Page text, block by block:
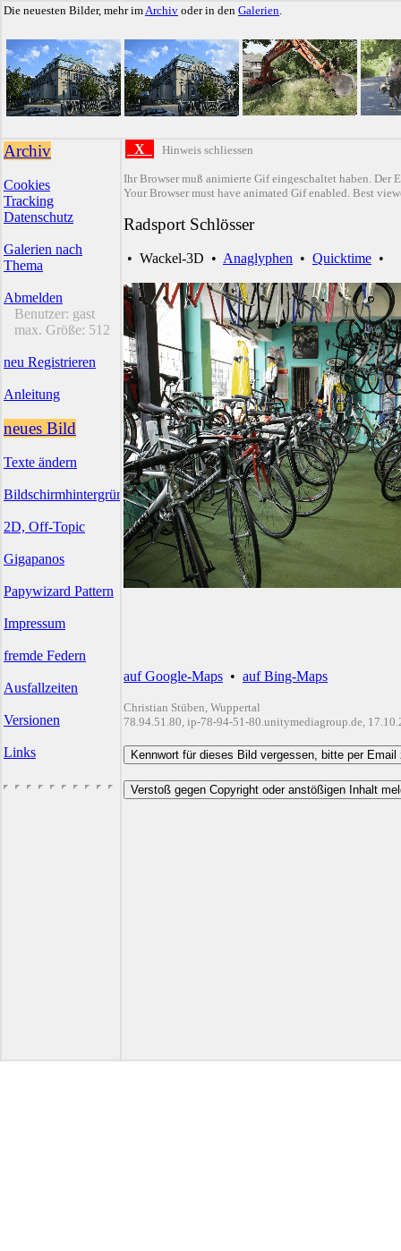
Die neuesten Bilder, mehr imArchiv oder in den Galerien.
Archiv
Cookies
Tracking
Datenschutz
Galerien nach
Thema
Abmelden
Benutzer: gast
max. Größe: 512
neu Registrieren
Anleitung
neues Bild
Texte ändern
Bildschirmhintergründe
2D, Off-Topic
Gigapanos
Papywizard Pattern
Impressum
fremde Federn
Ausfallzeiten
Versionen
Links
X Hinweis schliessen
Ihr Browser muß animierte Gif eingeschaltet haben. Der
Your Browser must have animated Gif enabled. Best
Radsport Schlösser
• Wackel-3D • Anaglyphen • Quicktime •
auf Google-Maps • auf Bing-Maps
Christian Stüben, Wuppertal
78.94.51.80, ip-78-94-51-80.unitymediagroup.de,